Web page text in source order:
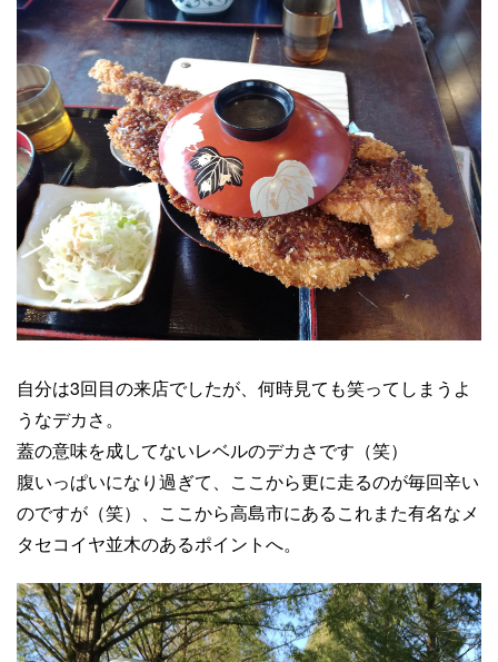
自分は3回目の来店でしたが、何時見ても笑ってしまうよ
うなデカさ。
蓋の意味を成してないレベルのデカさです（笑）
腹いっぱいになり過ぎて、ここから更に走るのが毎回辛い
のですが（笑）、ここから高島市にあるこれまた有名なメ
タセコイヤ並木のあるポイントへ。